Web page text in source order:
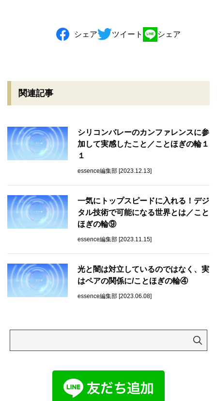
シェア ツイート シェア
関連記事
シリコンバレーのカンファレンスに参
加して実感したこと／ことほぎの輪１
１
essence編集部 [2023.12.13]
一気にトップスピードに入れる！デジ
タル技術で可能になる世界とは／こと
ほぎの輪⑨
essence編集部 [2023.11.15]
光と闇は対立しているのではなく、実
はペアの関係に/ことほぎの輪④
essence編集部 [2023.06.08]